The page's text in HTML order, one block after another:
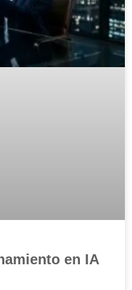
en IA